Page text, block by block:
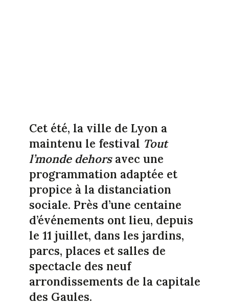
Cet été, la ville de Lyon a
maintenu le festival Tout
l’monde dehors avec une
programmation adaptée et
propice à la distanciation
sociale. Près d’une centaine
d’événements ont lieu, depuis
le 11 juillet, dans les jardins,
parcs, places et salles de
spectacle des neuf
arrondissements de la capitale
des Gaules.